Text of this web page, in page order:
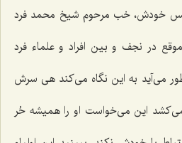
خودش، خب مرحوم شیخ محمد فرد
در نجف و بین افراد و علماء فرد
می‌آید به این نگاه می‌كند هی سرش
می‌كشد این می‌خواست او را همیشه حُر